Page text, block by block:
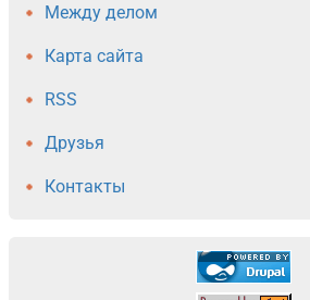
Между делом
Карта сайта
RSS
Друзья
Контакты